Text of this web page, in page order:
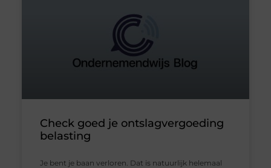
Check goed je ontslagvergoeding
belasting
Je bent je baan verloren. Dat is natuurlijk helemaal